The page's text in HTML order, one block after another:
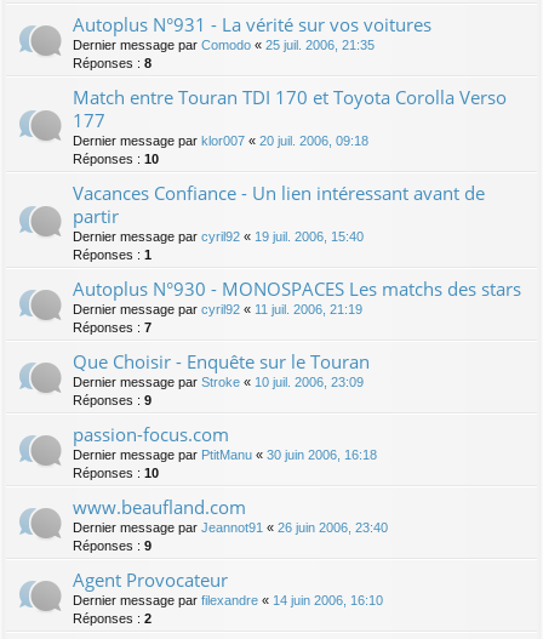
Autoplus N°931 - La vérité sur vos voitures
Dernier message par Comodo « 25 juil. 2006, 21:35
Réponses : 8
Match entre Touran TDI 170 et Toyota Corolla Verso
177
Dernier message par klor007 « 20 juil. 2006, 09:18
Réponses : 10
Vacances Confiance - Un lien intéressant avant de
partir
Dernier message par cyril92 « 19 juil. 2006, 15:40
Réponses : 1
Autoplus N°930 - MONOSPACES Les matchs des stars
Dernier message par cyril92 « 11 juil. 2006, 21:19
Réponses : 7
Que Choisir - Enquête sur le Touran
Dernier message par Stroke « 10 juil. 2006, 23:09
Réponses : 9
passion-focus.com
Dernier message par PtitManu « 30 juin 2006, 16:18
Réponses : 10
www.beaufland.com
Dernier message par Jeannot91 « 26 juin 2006, 23:40
Réponses : 9
Agent Provocateur
Dernier message par filexandre « 14 juin 2006, 16:10
Réponses : 2